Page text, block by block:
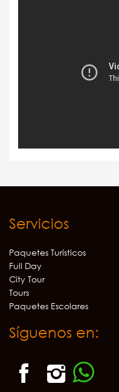
Servicios
Paquetes Turísticos
Full Day
City Tour
Tours
Paquetes Escolares
Síguenos en: